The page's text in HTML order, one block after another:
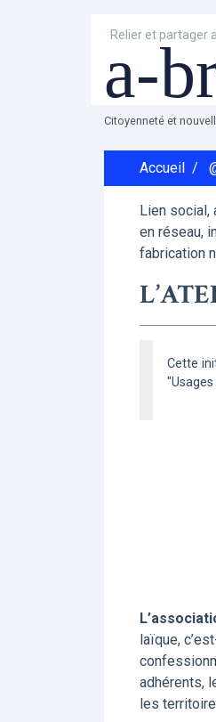
Relier et partager
a-
Citoyenneté et
Accueil /
Lien social,
en réseau,
fabrication
Cette
laïque,
adhérents,
les